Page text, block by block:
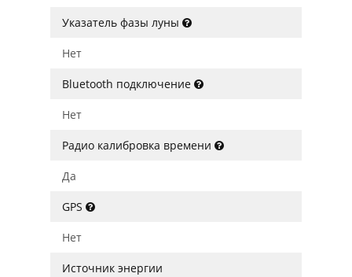
Указатель фазы луны
Нет
Bluetooth подключение
Нет
Радио калибровка времени
Да
GPS
Нет
Источник энергии